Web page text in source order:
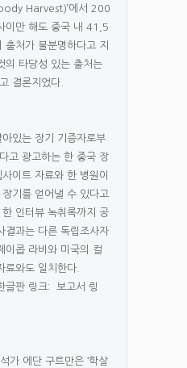
Harvest)’에서 200
이만 해도 중국 내 41,5
출처가 불분명하다고 지
의 타당성 있는 출처는
결론지었다.
있는 장기 기증자로부
고 광고하는 한 중국 장
이트 자료와 한 병원이
기를 얻어낼 수 있다고
인터뷰 녹취록까지 공
결과는 다른 독립조사자
이콥 라비와 미국의 컬
료와도 일치한다.
글판 링크: 보고서 링
가 에단 구트만은 ‘학살